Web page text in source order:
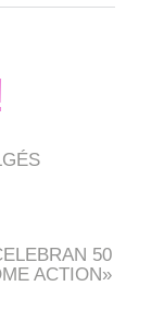
50
ACTION»